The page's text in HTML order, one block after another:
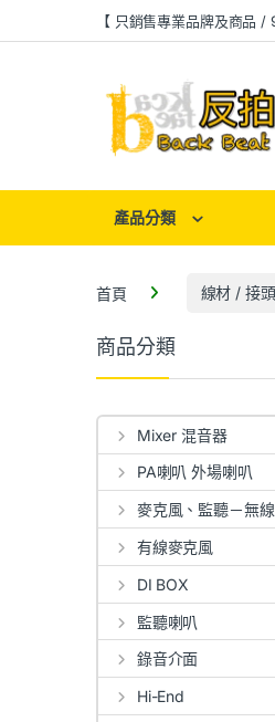
【 只銷售專業品牌及商品 /
產品分類
首頁 線材 / 接頭
商品分類
Mixer 混音器
PA喇叭 外場喇叭
麥克風、監聽－無
有線麥克風
DI BOX
監聽喇叭
錄音介面
Hi-End